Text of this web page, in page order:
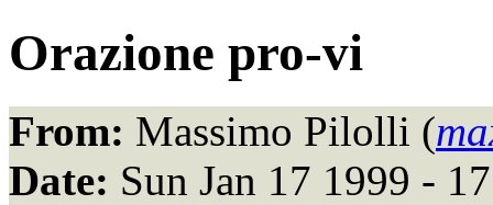
Orazione pro-vi
From: Massimo Pilolli (
Date: Sun Jan 17 1999 -